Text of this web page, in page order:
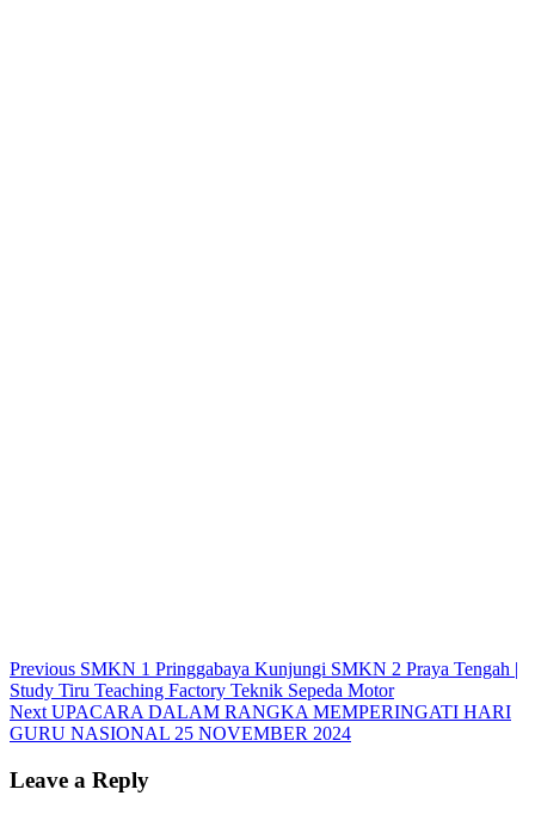
Post
navigation
Previous Previous
post:
SMKN 1 Pringgabaya Kunjungi SMKN 2 Praya Tengah |
Study Tiru Teaching Factory Teknik Sepeda Motor
Next Next
post:
UPACARA DALAM RANGKA MEMPERINGATI HARI
GURU NASIONAL 25 NOVEMBER 2024
Leave a Reply